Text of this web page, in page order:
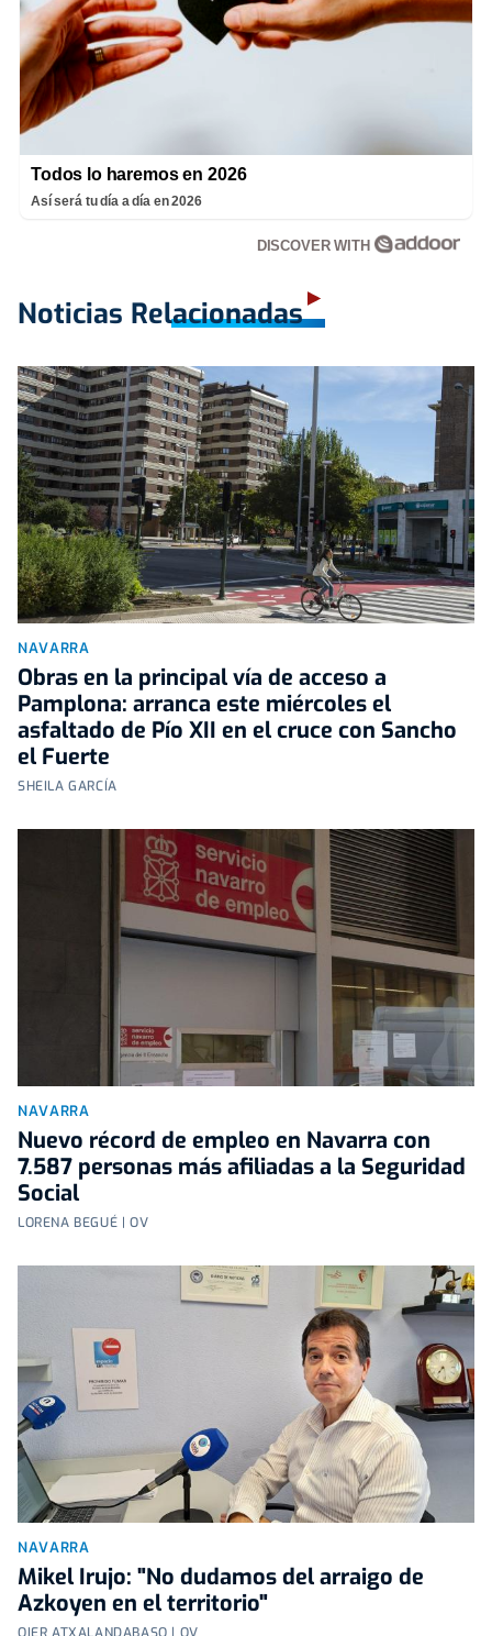
Todos lo haremos en 2026
Así será tu día a día en 2026
DISCOVER WITH
Noticias Relacionadas
NAVARRA
Obras en la principal vía de acceso a
Pamplona: arranca este miércoles el
asfaltado de Pío XII en el cruce con Sancho
el Fuerte
SHEILA GARCÍA
NAVARRA
Nuevo récord de empleo en Navarra con
7.587 personas más afiliadas a la Seguridad
Social
LORENA BEGUÉ | OV
NAVARRA
Mikel Irujo: "No dudamos del arraigo de
Azkoyen en el territorio"
OIER ATXALANDABASO | OV